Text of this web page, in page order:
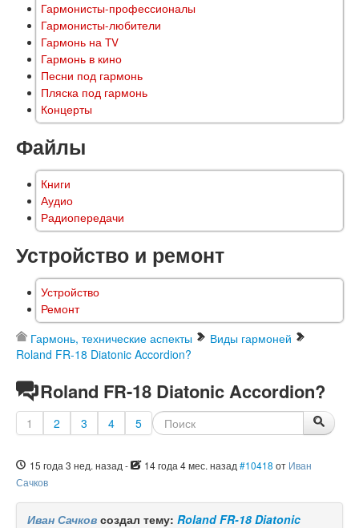
Гармонисты-профессионалы
Гармонисты-любители
Гармонь на TV
Гармонь в кино
Песни под гармонь
Пляска под гармонь
Концерты
Файлы
Книги
Аудио
Радиопередачи
Устройство и ремонт
Устройство
Ремонт
Гармонь, технические аспекты
Виды гармоней
Roland FR-18 Diatonic Accordion?
Roland FR-18 Diatonic Accordion?
1 2 3 4 5
15 года 3 нед. назад - 14 года 4 мес. назад #10418 от Иван
Сачков
Иван Сачков создал тему: Roland FR-18 Diatonic